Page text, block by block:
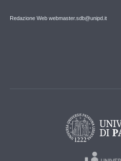
Redazione Web webmaster.sdb@unipd.it